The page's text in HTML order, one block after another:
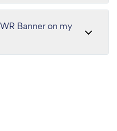
Banner on my